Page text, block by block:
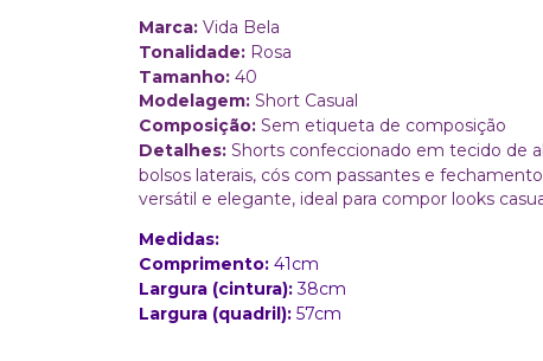
Marca: Vida Bela
Tonalidade: Rosa
Tamanho: 40
Modelagem: Short Casual
Composição: Sem etiqueta de composição
Detalhes: Shorts confeccionado em tecido de
bolsos laterais, cós com passantes e
versátil e elegante, ideal para compor looks
Medidas:
Comprimento: 41cm
Largura (cintura):38cm
Largura (quadril): 57cm